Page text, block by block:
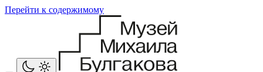
Перейти к содержимому